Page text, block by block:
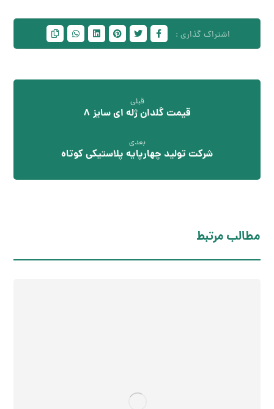
قبلی
قیمت گلدان ژله ای سایز 8
بعدی
شرکت تولید چهارپایه پلاستیکی کوتاه
مطالب مرتبط